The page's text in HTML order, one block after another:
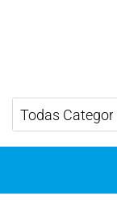
Atividade